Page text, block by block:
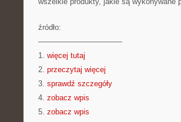
źródło:
———————————
1. więcej tutaj
2. przeczytaj więcej
3. sprawdź szczegóły
4. zobacz wpis
5. zobacz wpis